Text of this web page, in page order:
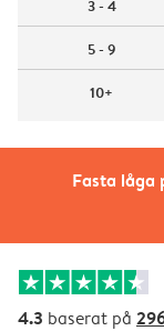
Fasta låga
3 - 4
5 - 9
10+
4.3 baserat på